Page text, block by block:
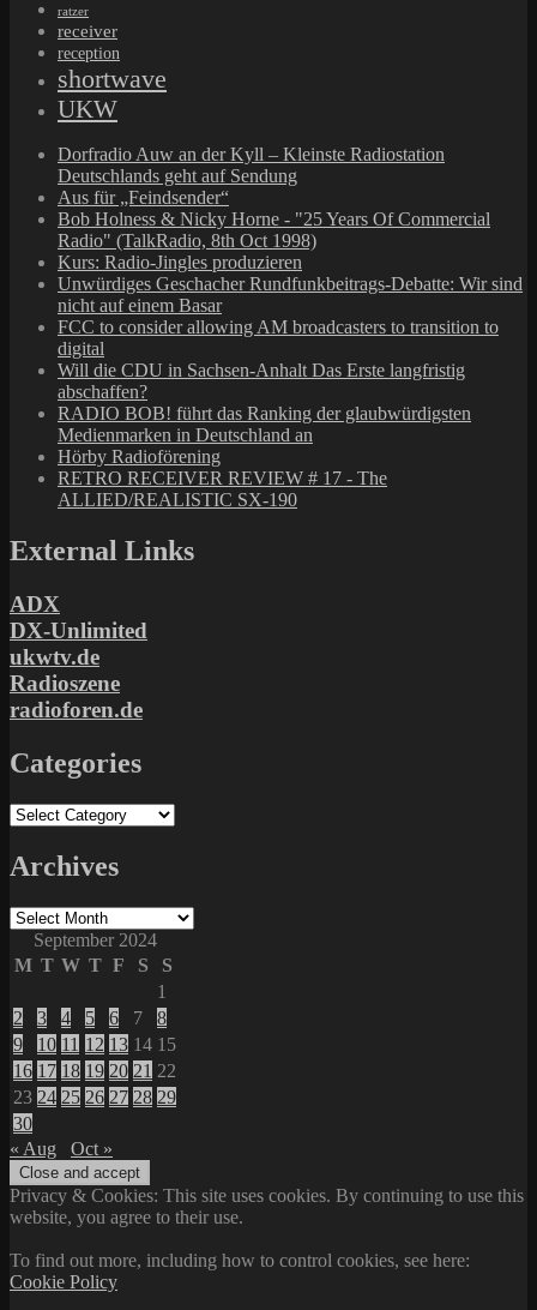
ratzer
receiver
reception
shortwave
UKW
Dorfradio Auw an der Kyll – Kleinste Radiostation
Deutschlands geht auf Sendung
Aus für „Feindsender“
Bob Holness & Nicky Horne - "25 Years Of Commercial
Radio" (TalkRadio, 8th Oct 1998)
Kurs: Radio-Jingles produzieren
Unwürdiges Geschacher Rundfunkbeitrags-Debatte: Wir sind
nicht auf einem Basar
FCC to consider allowing AM broadcasters to transition to
digital
Will die CDU in Sachsen-Anhalt Das Erste langfristig
abschaffen?
RADIO BOB! führt das Ranking der glaubwürdigsten
Medienmarken in Deutschland an
Hörby Radioförening
RETRO RECEIVER REVIEW # 17 - The
ALLIED/REALISTIC SX-190
External Links
ADX
DX-Unlimited
ukwtv.de
Radioszene
radioforen.de
Categories
Categories
Archives
Archives
September 2024
M T W T F S
S
1
2
3 4 5 6 7
8
9
10 11 12 13 14 15
16 17 18 19 20 21 22
23 24 25 26 27 28 29
30
« Aug
Oct »
Privacy & Cookies: This site uses cookies. By continuing to use this
website, you agree to their use.
To find out more, including how to control cookies, see here:
Cookie Policy